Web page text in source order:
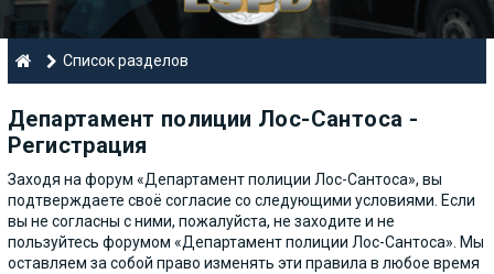
Список разделов
Департамент полиции Лос-Сантоса -
Регистрация
Заходя на форум «Департамент полиции Лос-Сантоса», вы
подтверждаете своё согласие со следующими условиями. Если
вы не согласны с ними, пожалуйста, не заходите и не
пользуйтесь форумом «Департамент полиции Лос-Сантоса». Мы
оставляем за собой право изменять эти правила в любое время